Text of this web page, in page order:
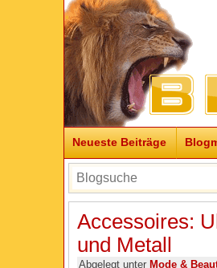
Neueste Beiträge
Accessoires:
und Metall
Abgelegt unter Mode &